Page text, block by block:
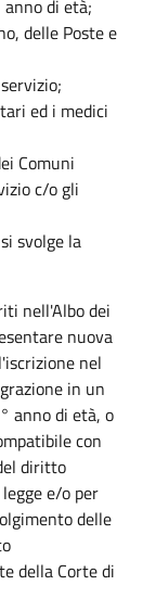
di età;
delle Poste e
ed i medici
Comuni
c/o gli
svolge la
nell'Albo dei
nuova
nel
in un
anno di età, o
con
diritto
e/o per
delle
della Corte di